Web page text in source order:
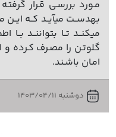
مـورد بررسـی قـرار
بهدســت میآیــد کــه
میکنــد تــا بتواننــد
گلوتـن را مصـرف کـرده و
امـان باشـند.
دوشنبه 1403/04/11